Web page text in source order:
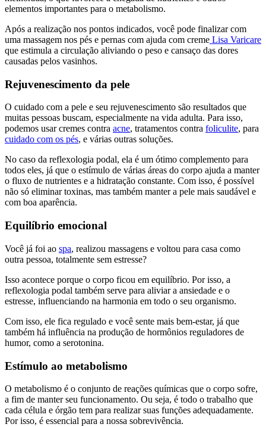
elementos importantes para o metabolismo.
Após a realização nos pontos indicados, você pode finalizar com
uma massagem nos pés e pernas com ajuda com creme Lisa Varicare
que estimula a circulação aliviando o peso e cansaço das dores
causadas pelos vasinhos.
Rejuvenescimento da pele
O cuidado com a pele e seu rejuvenescimento são resultados que
muitas pessoas buscam, especialmente na vida adulta. Para isso,
podemos usar cremes contra acne, tratamentos contra foliculite, para
cuidado com os pés, e várias outras soluções.
No caso da reflexologia podal, ela é um ótimo complemento para
todos eles, já que o estímulo de várias áreas do corpo ajuda a manter
o fluxo de nutrientes e a hidratação constante. Com isso, é possível
não só eliminar toxinas, mas também manter a pele mais saudável e
com boa aparência.
Equilíbrio emocional
Você já foi ao spa, realizou massagens e voltou para casa como
outra pessoa, totalmente sem estresse?
Isso acontece porque o corpo ficou em equilíbrio. Por isso, a
reflexologia podal também serve para aliviar a ansiedade e o
estresse, influenciando na harmonia em todo o seu organismo.
Com isso, ele fica regulado e você sente mais bem-estar, já que
também há influência na produção de hormônios reguladores de
humor, como a serotonina.
Estímulo ao metabolismo
O metabolismo é o conjunto de reações químicas que o corpo sofre,
a fim de manter seu funcionamento. Ou seja, é todo o trabalho que
cada célula e órgão tem para realizar suas funções adequadamente.
Por isso, é essencial para a nossa sobrevivência.